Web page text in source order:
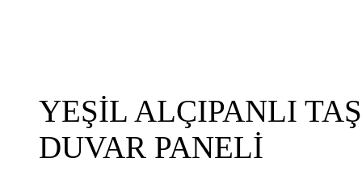
YEŞİL ALÇIPANLI
DUVAR PANELİ